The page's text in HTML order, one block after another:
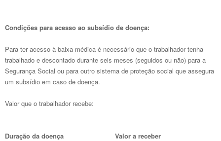
Condições para acesso ao subsídio de doença:
Para ter acesso à baixa médica é necessário que o trabalhador tenha
trabalhado e descontado durante seis meses (seguidos ou não) para a
Segurança Social ou para outro sistema de proteção social que assegura
um subsídio em caso de doença.
Valor que o trabalhador recebe:
Duração da doença Valor a receber